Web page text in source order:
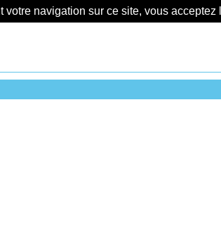
votre navigation sur ce site, vous